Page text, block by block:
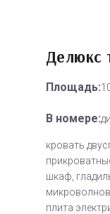
полотенец,
Делюкс
Площадь:
В номере:
кровать
шкаф,
плита